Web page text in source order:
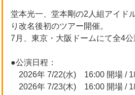
堂本光一、堂本剛の2人組アイド
り改名後初のツアー開催。
7月、東京・大阪ドームにて全4公
●公演日程：
2026年 7/22(水) 16:00 開場 /
2026年 7/23(木) 16:00 開場 /